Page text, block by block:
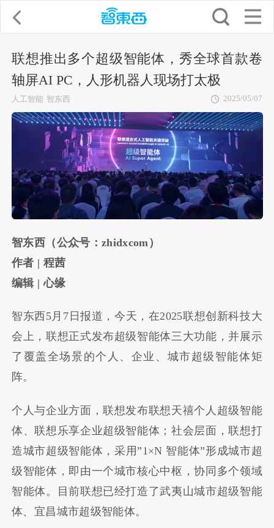
联想推出多个超级智能体，秀全球首款卷
轴屏AI PC，人形机器人现场打太极
人工智能 智东西 2025/05/07
智东西（公众号：zhidxcom）
作者 | 程茜
编辑 | 心缘
智东西5月7日报道，今天，在2025联想创新科技大
会上，联想正式发布超级智能体三大功能，并展示
了覆盖全场景的个人、企业、城市超级智能体矩
阵。
个人与企业方面，联想发布联想天禧个人超级智能
体、联想乐享企业超级智能体；社会层面，联想打
造城市超级智能体，采用”1×N 智能体”形成城市超
级智能体，即由一个城市核心中枢，协同多个领域
智能体。目前联想已经打造了武夷山城市超级智能
体、宜昌城市超级智能体。